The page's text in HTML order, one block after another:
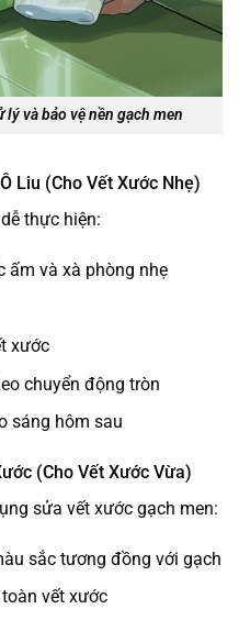
và bảo vệ nền gạch men
Liu (Cho Vết Xước Nhẹ)
thực hiện:
ấm và xà phòng nhẹ
xước
chuyển động tròn
sáng hôm sau
(Cho Vết Xước Vừa)
sửa vết xước gạch men:
sắc tương đồng với gạch
vết xước